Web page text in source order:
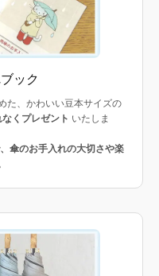
ック
た、かわいい豆本サイズの
なくプレゼント いたしま
傘のお手入れの大切さや楽
。